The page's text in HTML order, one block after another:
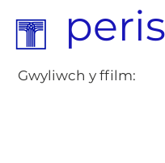
Gwyliwch y ffilm: